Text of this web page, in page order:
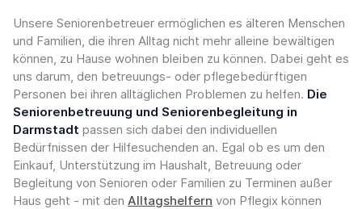
Unsere Seniorenbetreuer ermöglichen es älteren Menschen
und Familien, die ihren Alltag nicht mehr alleine bewältigen
können, zu Hause wohnen bleiben zu können. Dabei geht es
uns darum, den betreuungs- oder pflegebedürftigen
Personen bei ihren alltäglichen Problemen zu helfen. Die
Seniorenbetreuung und Seniorenbegleitung in
Darmstadt passen sich dabei den individuellen
Bedürfnissen der Hilfesuchenden an. Egal ob es um den
Einkauf, Unterstützung im Haushalt, Betreuung oder
Begleitung von Senioren oder Familien zu Terminen außer
Haus geht - mit den Alltagshelfern von Pflegix können